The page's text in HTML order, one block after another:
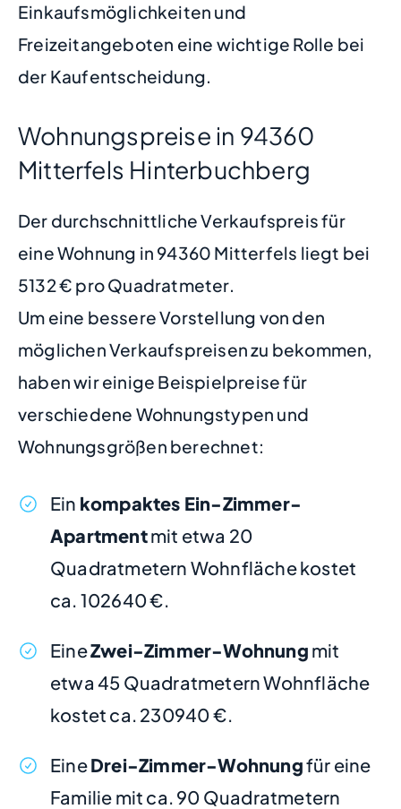
Einkaufsmöglichkeiten und
Freizeitangeboten eine wichtige Rolle bei
der Kaufentscheidung.
Wohnungspreise in 94360
Mitterfels Hinterbuchberg
Der durchschnittliche Verkaufspreis für
eine Wohnung in 94360 Mitterfels liegt bei
5132 € pro Quadratmeter.
Um eine bessere Vorstellung von den
möglichen Verkaufspreisen zu bekommen,
haben wir einige Beispielpreise für
verschiedene Wohnungstypen und
Wohnungsgrößen berechnet:
Ein kompaktes Ein-Zimmer-
Apartmentmit etwa 20
Quadratmetern Wohnfläche kostet
ca. 102640 €.
EineZwei-Zimmer-Wohnung mit
etwa 45 Quadratmetern Wohnfläche
kostet ca. 230940 €.
EineDrei-Zimmer-Wohnungfür eine
Familie mit ca. 90 Quadratmetern